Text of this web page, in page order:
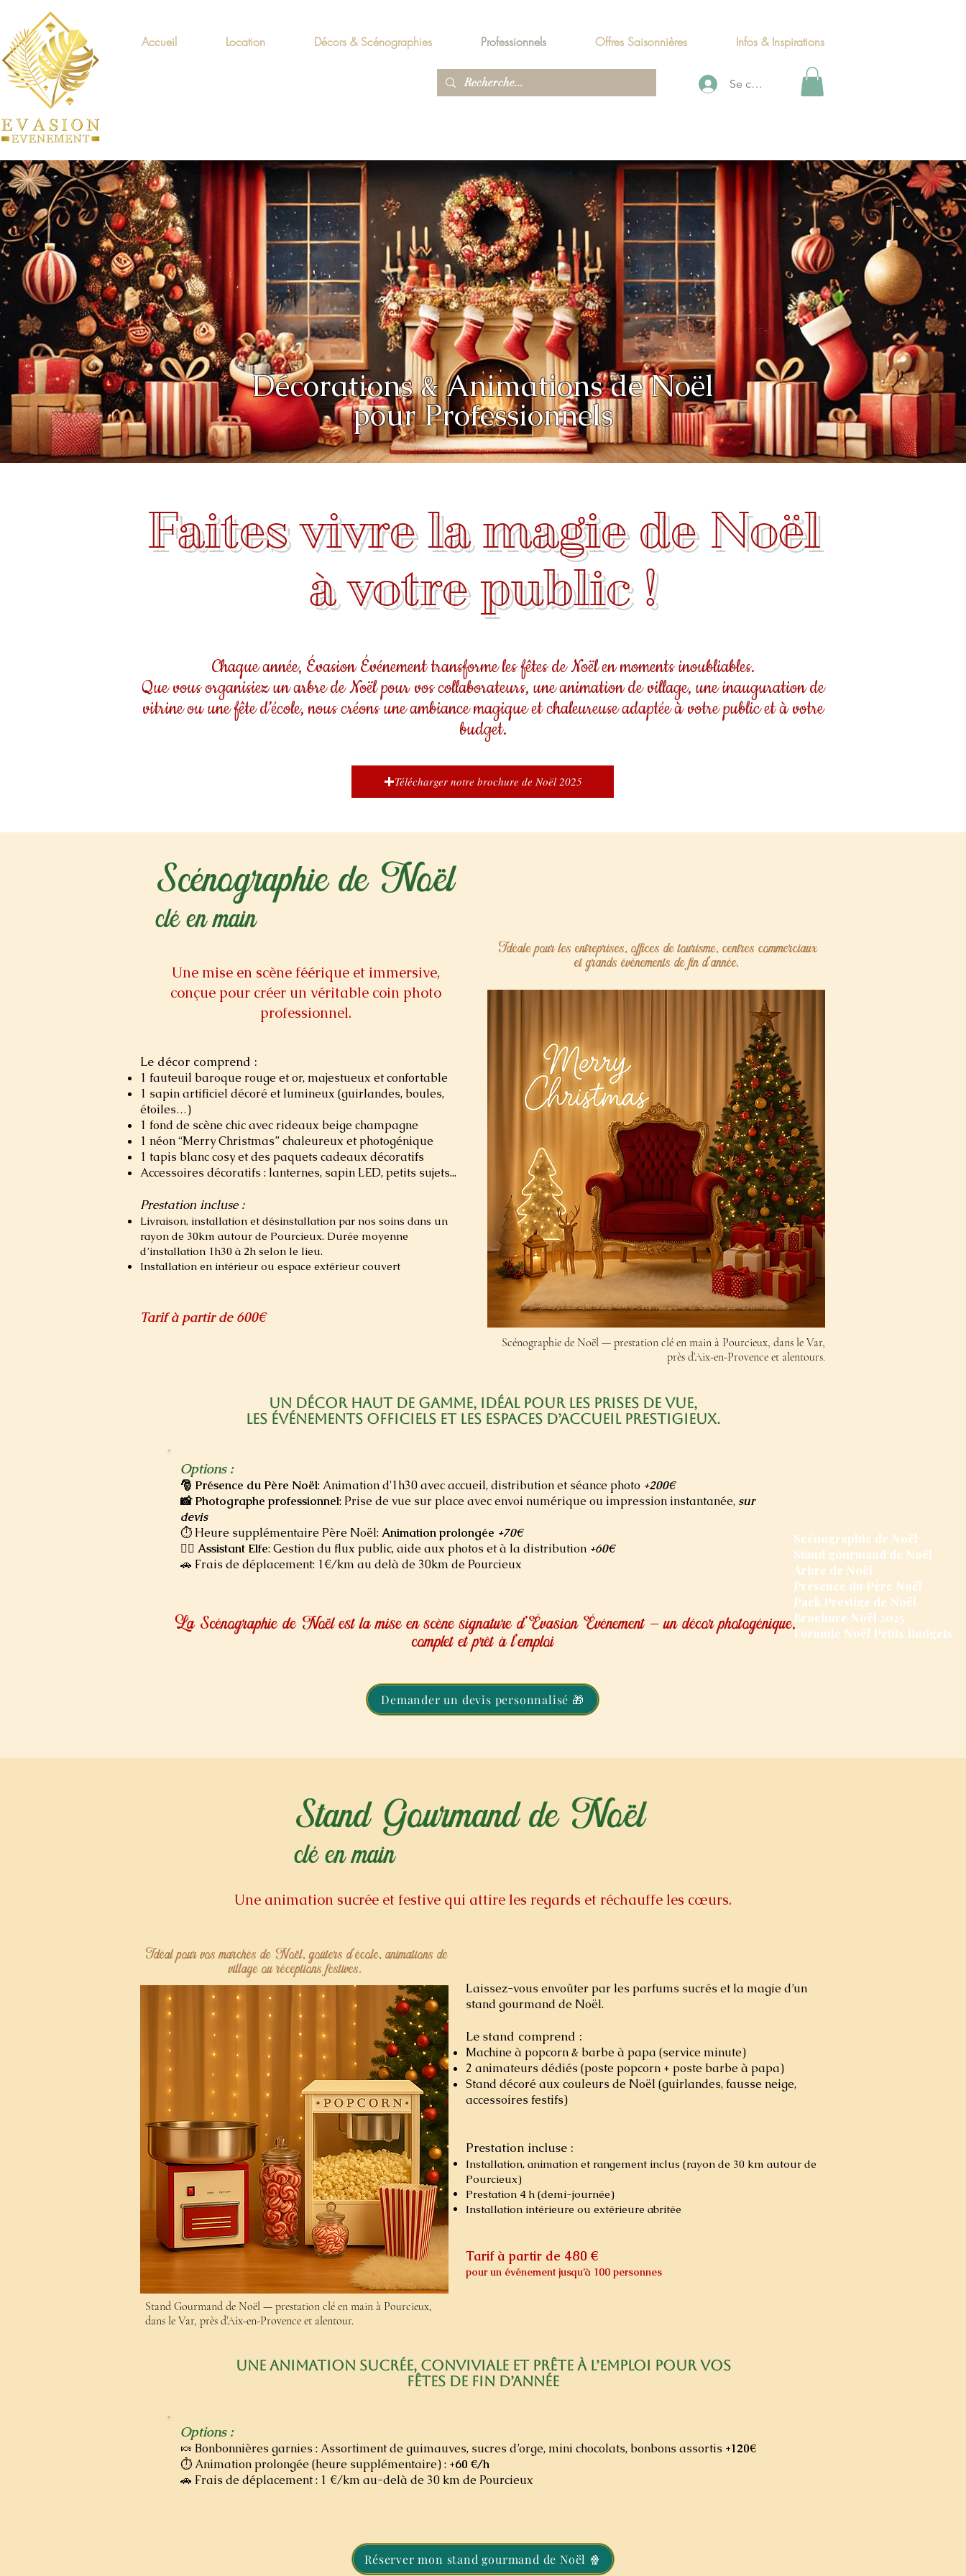
Accueil Location Décors & Scénographies Professionnels Offres Saisonnières Infos & Inspirations
Se connecter
Scénographie de Noël
Stand gourmand de Noël
Arbre de Noël
Présence du Père Noël
Pack Prestige de Noël
Brochure Noël 2025
Formule Noël Petits Budgets
Décorations & Animations de Noël
pour Professionnels
Faites vivre la magie de Noël
à votre public !
Chaque année, Évasion Événement transforme les fêtes de Noël en moments inoubliables.
Que vous organisiez un arbre de Noël pour vos collaborateurs, une animation de village, une inauguration de
vitrine ou une fête d’école, nous créons une ambiance magique et chaleureuse adaptée à votre public et à votre
budget.
Télécharger notre brochure de Noël 2025
Scénographie de Noël
clé en main
Une mise en scène féérique et immersive,
conçue pour créer un véritable coin photo
professionnel.
Le décor comprend :
1 fauteuil baroque rouge et or, majestueux et confortable
1 sapin artificiel décoré et lumineux (guirlandes, boules,
étoiles…)
1 fond de scène chic avec rideaux beige champagne
1 néon “Merry Christmas” chaleureux et photogénique
1 tapis blanc cosy et des paquets cadeaux décoratifs
Accessoires décoratifs : lanternes, sapin LED, petits sujets...
Prestation incluse :
Livraison, installation et désinstallation par nos soins dans un
rayon de 30km autour de Pourcieux. Durée moyenne
d’installation 1h30 à 2h selon le lieu.
Installation en intérieur ou espace extérieur couvert
Tarif à partir de 600€
Idéale pour les entreprises, offices de tourisme, centres commerciaux
et grands événements de fin d’année.
Scénographie de Noël — prestation clé en main à Pourcieux, dans le Var,
près d’Aix-en-Provence et alentours.
Un décor haut de gamme, idéal pour les prises de vue,
les événements officiels et les espaces d’accueil prestigieux.
Options :
🎅 Présence du Père Noël: Animation d'1h30 avec accueil, distribution et séance photo +200€
📸 Photographe professionnel: Prise de vue sur place avec envoi numérique ou impression instantanée,sur
devis
⏱️ Heure supplémentaire Père Noël:Animation prolongée +70€
🧝‍♀️ Assistant Elfe: Gestion du flux public, aide aux photos et à la distribution +60€
🚗 Frais de déplacement: 1€/km au delà de 30km de Pourcieux
La Scénographie de Noël est la mise en scène signature d’Évasion Événement — un décor photogénique,
complet et prêt à l’emploi
Demander un devis personnalisé 🎁
Stand Gourmand de Noël
clé en main
Une animation sucrée et festive qui attire les regards et réchauffe les cœurs.
Idéal pour vos marchés de Noël, goûters d’école, animations de
village ou réceptions festives.
Laissez-vous envoûter par les parfums sucrés et la magie d’un
stand gourmand de Noël.
Le stand comprend :
Machine à popcorn & barbe à papa (service minute)
2 animateurs dédiés (poste popcorn + poste barbe à papa)
Stand décoré aux couleurs de Noël (guirlandes, fausse neige,
accessoires festifs)
Prestation incluse :
Installation, animation et rangement inclus (rayon de 30 km autour de
Pourcieux)
Prestation 4 h (demi-journée)
Installation intérieure ou extérieure abritée
Tarif à partir de 480 €
pour un événement jusqu’à 100 personnes
Stand Gourmand de Noël — prestation clé en main à Pourcieux,
dans le Var, près d’Aix-en-Provence et alentour.
Une animation sucrée, conviviale et prête à l’emploi pour vos
fêtes de fin d’année
Options :
🍬 Bonbonnières garnies : Assortiment de guimauves, sucres d’orge, mini chocolats, bonbons assortis +120€
⏱️ Animation prolongée (heure supplémentaire) : +60 €/h
🚗 Frais de déplacement : 1 €/km au-delà de 30 km de Pourcieux
Réserver mon stand gourmand de Noël 🍿